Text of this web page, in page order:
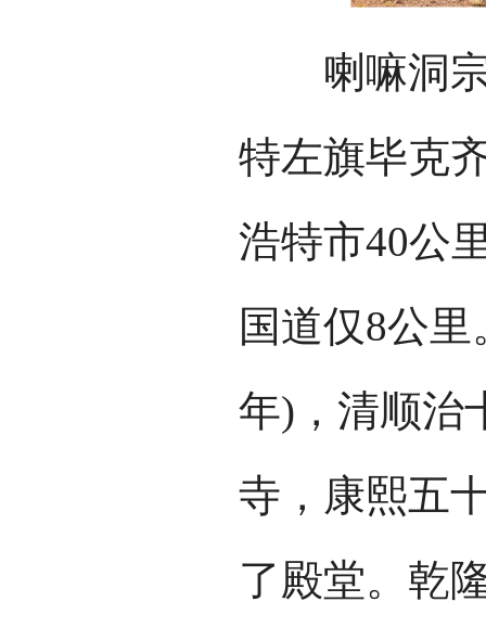
喇嘛洞宗
特左旗毕克
浩特市40公
国道仅8公
年)，清顺治
寺，康熙五
了殿堂。乾